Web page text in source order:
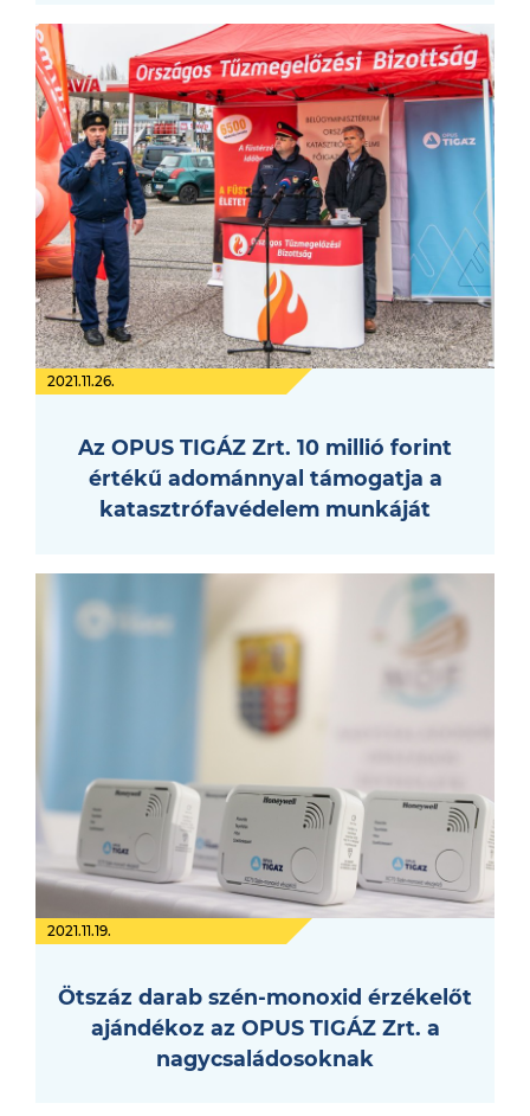
2021.11.26.
Az OPUS TIGÁZ Zrt. 10 millió forint
értékű adománnyal támogatja a
katasztrófavédelem munkáját
2021.11.19.
Ötszáz darab szén-monoxid érzékelőt
ajándékoz az OPUS TIGÁZ Zrt. a
nagycsaládosoknak